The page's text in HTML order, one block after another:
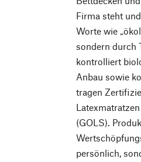
Firma steht
Worte wie
sondern durch
kontrolliert
Anbau sowie
tragen
(GOLS).
persönlich,